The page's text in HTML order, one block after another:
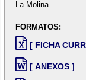
La Molina.
FORMATOS:
[ FICHA
[ ANEXOS ]